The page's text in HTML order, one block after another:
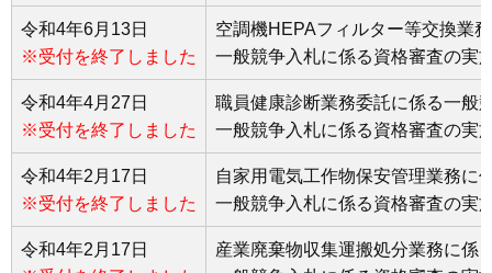
令和4年6月13日
※受付を終了しました
空調機HEPAフィルター等交換業
一般競争入札に係る資格審査の実
令和4年4月27日
※受付を終了しました
職員健康診断業務委託に係る一般
一般競争入札に係る資格審査の実
令和4年2月17日
※受付を終了しました
自家用電気工作物保安管理業務に
一般競争入札に係る資格審査の実
令和4年2月17日
産業廃棄物収集運搬処分業務に係